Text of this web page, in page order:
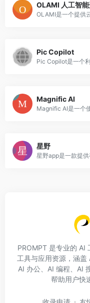
OLAMI 人工智
Pic Copilot
Magnific AI
星野
PROMPT 是专业的 AI
工具与应用资源，涵盖
AI 办公、AI 编程、AI
帮助用户快